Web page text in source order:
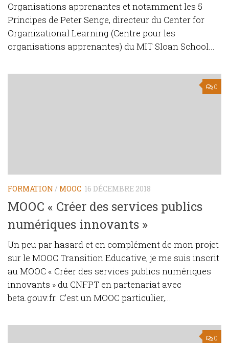
Organisations apprenantes et notamment les 5
Principes de Peter Senge, directeur du Center for
Organizational Learning (Centre pour les
organisations apprenantes) du MIT Sloan School...
0
FORMATION / MOOC 16 DÉCEMBRE 2018
MOOC « Créer des services publics
numériques innovants »
Un peu par hasard et en complément de mon projet
sur le MOOC Transition Educative, je me suis inscrit
au MOOC « Créer des services publics numériques
innovants » du CNFPT en partenariat avec
beta.gouv.fr. C’est un MOOC particulier,...
0